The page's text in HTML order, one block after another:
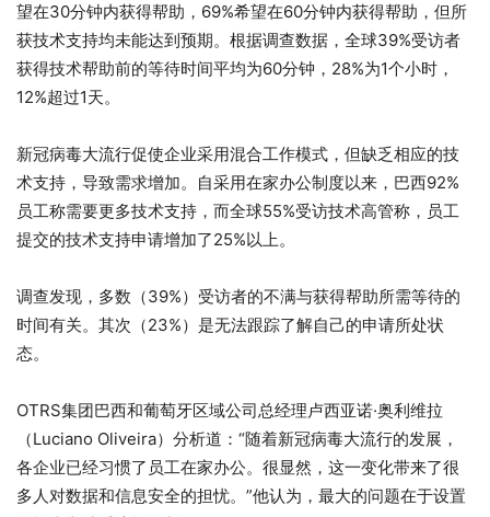
望在30分钟内获得帮助，69%希望在60分钟内获得帮助，但所
获技术支持均未能达到预期。根据调查数据，全球39%受访者
获得技术帮助前的等待时间平均为60分钟，28%为1个小时，
12%超过1天。
新冠病毒大流行促使企业采用混合工作模式，但缺乏相应的技
术支持，导致需求增加。自采用在家办公制度以来，巴西92%
员工称需要更多技术支持，而全球55%受访技术高管称，员工
提交的技术支持申请增加了25%以上。
调查发现，多数（39%）受访者的不满与获得帮助所需等待的
时间有关。其次（23%）是无法跟踪了解自己的申请所处状
态。
OTRS集团巴西和葡萄牙区域公司总经理卢西亚诺·奥利维拉
（Luciano Oliveira）分析道：“随着新冠病毒大流行的发展，
各企业已经习惯了员工在家办公。很显然，这一变化带来了很
多人对数据和信息安全的担忧。”他认为，最大的问题在于设置